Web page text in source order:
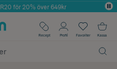
inom Skönhet
för 20% över 649kr
frakt
alla köp*
Recept Profil Favoriter Kassa